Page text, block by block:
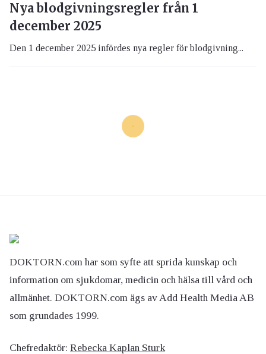
Nya blodgivningsregler från 1
december 2025
Den 1 december 2025 infördes nya regler för blodgivning...
DOKTORN.com har som syfte att sprida kunskap och
information om sjukdomar, medicin och hälsa till vård och
allmänhet. DOKTORN.com ägs av Add Health Media AB
som grundades 1999.
Chefredaktör: Rebecka Kaplan Sturk